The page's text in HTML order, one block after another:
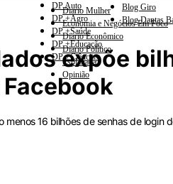
DP Auto
DP +Agro
DP +Saúde
DP +Educação
DP +Ciências
Diario Mulher
Economia e Negócios Em Foco
Diario Econômico
Diario Político
Esplanada
Opinião
Blog Giro
Blog Dantas
expõe
16 bilhões de senhas de